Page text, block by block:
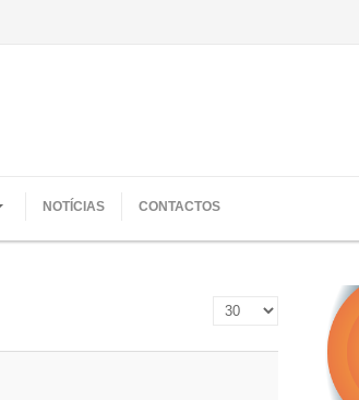
NOTÍCIAS CONTACTOS
Qtd. a mostrar